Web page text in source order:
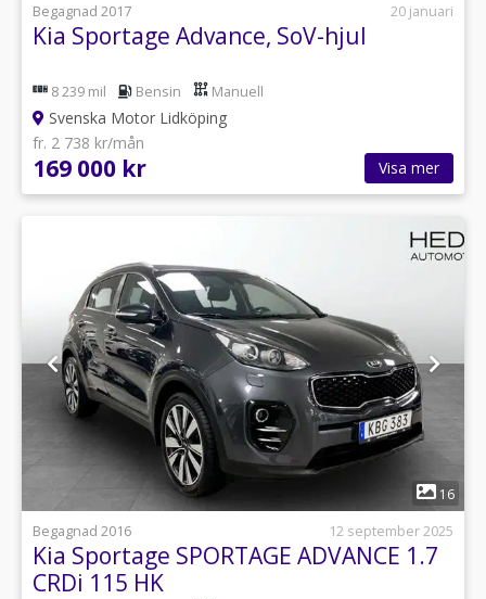
Begagnad 2017
20 januari
Kia Sportage Advance, SoV-hjul
8 239 mil Bensin Manuell
Svenska Motor Lidköping
fr. 2 738 kr/mån
169 000 kr Visa mer
16
Begagnad 2016
12 september 2025
Kia Sportage SPORTAGE ADVANCE 1.7
CRDi 115 HK